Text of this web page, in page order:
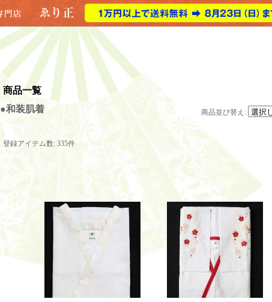
商品一覧
●和装肌着
商品並び替え :
登録アイテム数: 335件